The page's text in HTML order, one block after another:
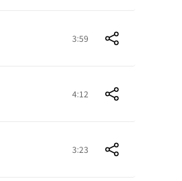
3:59
4:12
3:23